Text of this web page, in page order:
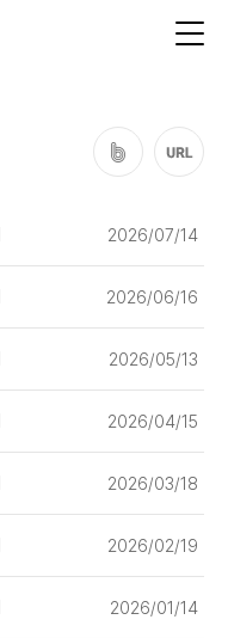
2026/07/14
2026/06/16
2026/05/13
2026/04/15
2026/03/18
2026/02/19
2026/01/14